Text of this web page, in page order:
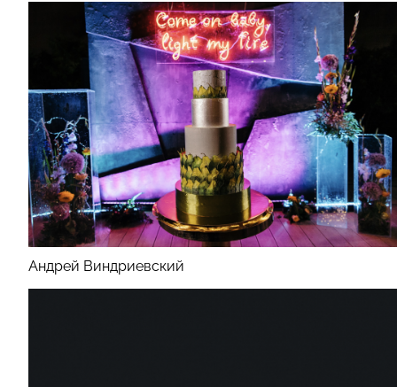
Андрей Виндриевский